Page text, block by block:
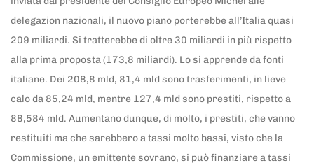
delegazion nazionali, il nuovo piano porterebbe all’Italia quasi
209 miliardi. Si tratterebbe di oltre 30 miliardi in più rispetto
alla prima proposta (173,8 miliardi). Lo si apprende da fonti
italiane. Dei 208,8 mld, 81,4 mld sono trasferimenti, in lieve
calo da 85,24 mld, mentre 127,4 mld sono prestiti, rispetto a
88,584 mld. Aumentano dunque, di molto, i prestiti, che vanno
restituiti ma che sarebbero a tassi molto bassi, visto che la
Commissione, un emittente sovrano, si può finanziare a tassi